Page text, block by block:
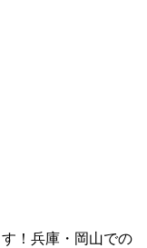
！兵庫・岡山での